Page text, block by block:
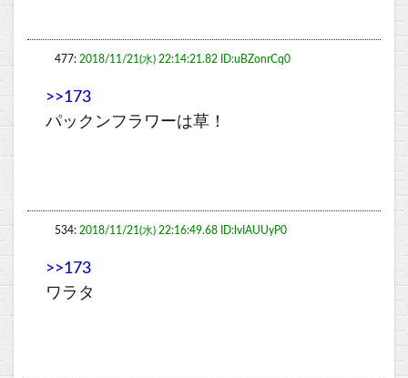
477: 2018/11/21(水) 22:14:21.82 ID:uBZonrCq0
>>173
パックンフラワーは草！
534: 2018/11/21(水) 22:16:49.68 ID:lvIAUUyP0
>>173
ワラタ